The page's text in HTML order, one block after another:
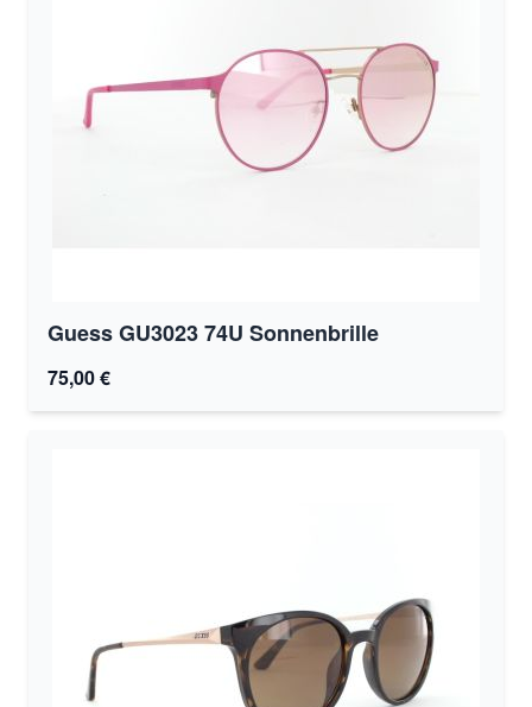
Guess GU3023 74U Sonnenbrille
75,00 €